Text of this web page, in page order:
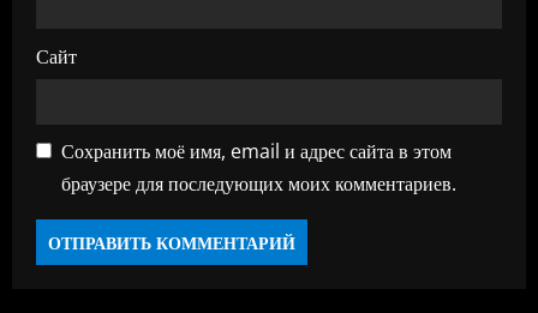
Сайт
Сохранить моё имя, email и адрес сайта в этом
браузере для последующих моих комментариев.